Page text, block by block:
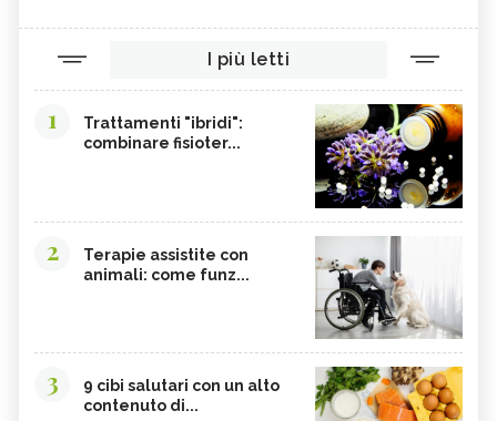
I più letti
1
Trattamenti "ibridi":
combinare fisioter...
2
Terapie assistite con
animali: come funz...
3
9 cibi salutari con un alto
contenuto di...